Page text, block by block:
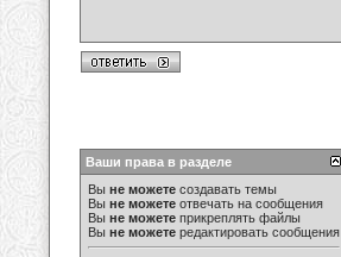
Ваши права в разделе
Вы не можете создавать темы
Вы не можете отвечать на сообщения
Вы не можете прикреплять файлы
Вы не можете редактировать сообщения